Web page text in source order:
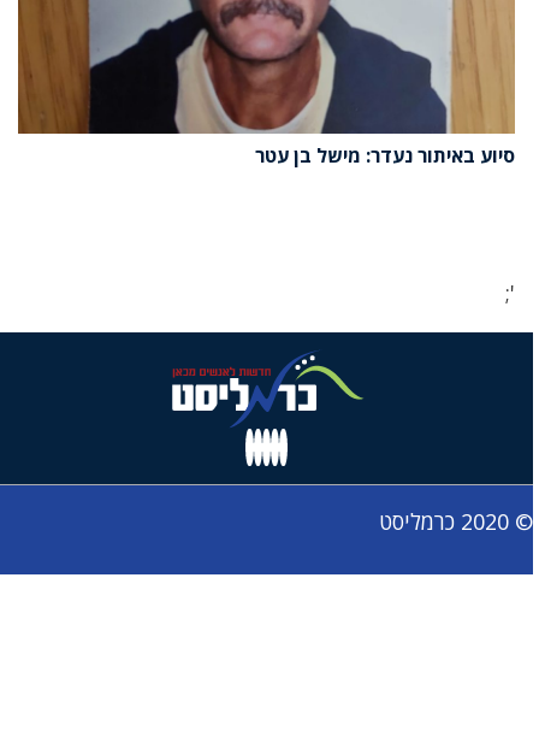
סיוע באיתור נעדר: מישל בן עטר
';
© 2020 כרמליסט